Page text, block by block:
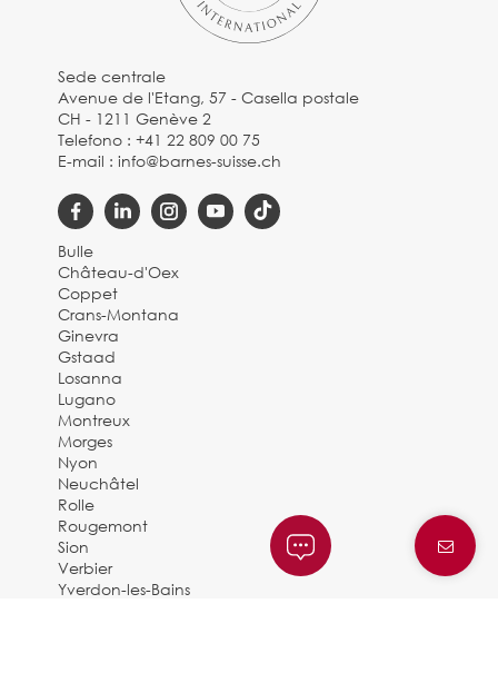
Sede centrale
Avenue de l'Etang, 57 - Casella postale
CH - 1211 Genève 2
Telefono :+41 22 809 00 75
E-mail :info@barnes-suisse.ch
Bulle
Château-d'Oex
Coppet
Crans-Montana
Ginevra
Gstaad
Losanna
Lugano
Montreux
Morges
Nyon
Neuchâtel
Rolle
Rougemont
Sion
Verbier
Yverdon-les-Bains